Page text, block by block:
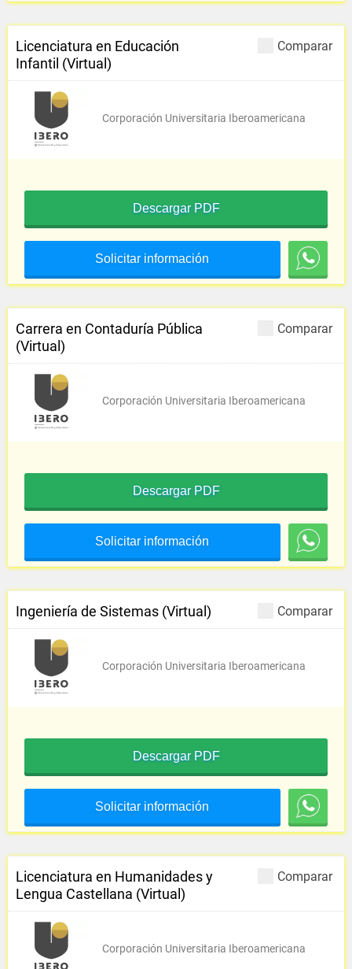
Comparar
Licenciatura en Educación
Infantil (Virtual)
Corporación Universitaria Iberoamericana
Descargar PDF
Solicitar información
Comparar
Carrera en Contaduría Pública
(Virtual)
Corporación Universitaria Iberoamericana
Descargar PDF
Solicitar información
Comparar
Ingeniería de Sistemas (Virtual)
Corporación Universitaria Iberoamericana
Descargar PDF
Solicitar información
Comparar
Licenciatura en Humanidades y
Lengua Castellana (Virtual)
Corporación Universitaria Iberoamericana